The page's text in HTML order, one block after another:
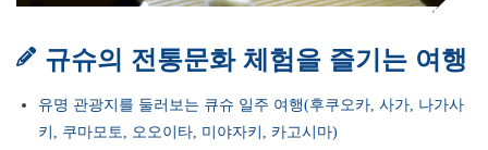
규슈의 전통문화 체험을 즐기는 여행
유명 관광지를 둘러보는 큐슈 일주 여행(후쿠오카, 사가, 나가사
키, 쿠마모토, 오오이타, 미야자키, 카고시마)